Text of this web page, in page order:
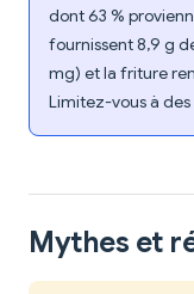
dont 63 %
fournissent 8,9 g
mg) et la friture
Limitez-vous à
Mythes et